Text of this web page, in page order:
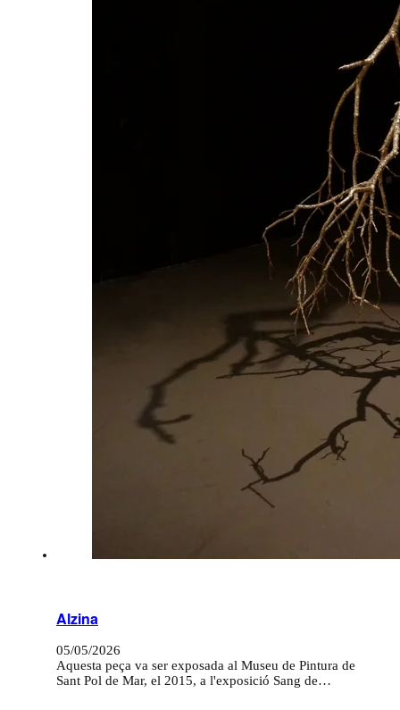
Alzina
05/05/2026
Aquesta peça va ser exposada al Museu de Pintura de
Sant Pol de Mar, el 2015, a l'exposició Sang de…